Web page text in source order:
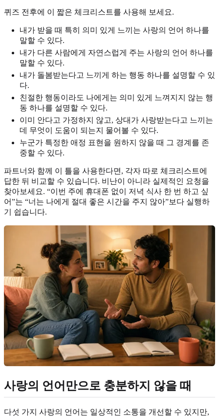
퀴즈 전후에 이 짧은 체크리스트를 사용해 보세요.
내가 받을 때 특히 의미 있게 느끼는 사랑의 언어 하나를
말할 수 있다.
내가 다른 사람에게 자연스럽게 주는 사랑의 언어 하나를
말할 수 있다.
내가 돌봄받는다고 느끼게 하는 행동 하나를 설명할 수 있
다.
친절한 행동이라도 나에게는 의미 있게 느껴지지 않는 행
동 하나를 설명할 수 있다.
이미 안다고 가정하지 않고, 상대가 사랑받는다고 느끼는
데 무엇이 도움이 되는지 물어볼 수 있다.
누군가 특정한 애정 표현을 원하지 않을 때 그 경계를 존
중할 수 있다.
파트너와 함께 이 틀을 사용한다면, 각자 따로 체크리스트에
답한 뒤 비교할 수 있습니다. 비난이 아니라 실제적인 요청을
찾아보세요. “이번 주에 휴대폰 없이 저녁 식사 한 번 하고 싶
어”는 “너는 나에게 절대 좋은 시간을 주지 않아”보다 실행하
기 쉽습니다.
사랑의 언어만으로 충분하지 않을 때
다섯 가지 사랑의 언어는 일상적인 소통을 개선할 수 있지만,